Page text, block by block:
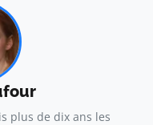
plus de dix ans les